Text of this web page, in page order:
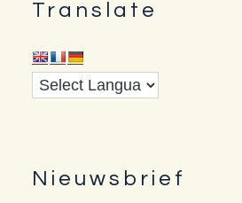
Translate
Nieuwsbrief